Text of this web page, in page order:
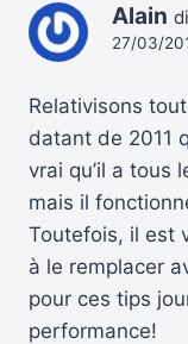
Alain
27/03/
Relativisons
datant de 2011
vrai qu’il a tous
mais il
Toutefois, il est
à le remplacer
pour ces tips
performance!